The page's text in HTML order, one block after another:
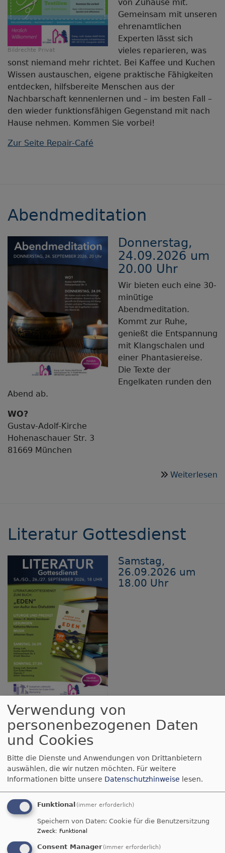
Bildrechte Privat
von Zuhause mit.
Gemeinsam mit unseren
ehrenamtlichen
Experten lässt sich
vieles reparieren, was
sonst niemand mehr richtet. Bei Kaffee und Kuchen
Wissen austauschen, eigene praktische Fähigkeiten
entdecken, hilfsbereite Menschen aus der
Nachbarschaft kennenlernen und – im besten Fall –
den wieder funktionsfähigen Gegenstand mit nach
Hause nehmen. Kommen Sie vorbei!
Zur Seite Repair-Café
Abendmeditation
Donnerstag,
24.09.2026 um
20.00 Uhr
Wir bieten euch eine 30-
minütige
Abendmeditation.
Kommt zur Ruhe,
genießt die Entspannung
mit Klangschalen und
einer Phantasiereise.
Die Texte der
Engelkaten runden den
Abend ab.
WO?
Gustav-Adolf-Kirche
Hohenaschauer Str. 3
81669 München
Weiterlesen
Literatur Gottesdienst
Samstag,
26.09.2026 um
18.00 Uhr
LITERATURGOTTESDIENST ZUM BUCH:
„EDEN“ von Auður Ava Ólafsdóttir
LITURGIE UND PREDIGT
Dekan i.R. Mathis Steinbauer
LESUNGEN
Katharina Meinecke
MUSIK
Johannes Geyer
Gustav-Adolf-Kirche
Verwendung von
personenbezogenen Daten
und Cookies
Bitte die Dienste und Anwendungen von Drittanbietern
auswählen, die wir nutzen möchten. Für weitere
Informationen bitte unsere Datenschutzhinweise lesen.
Funktional (immer erforderlich)
Speichern von Daten: Cookie für die Benutzersitzung
Zweck: Funktional
Consent Manager (immer erforderlich)